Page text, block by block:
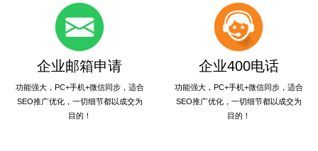
企业邮箱申请
功能强大，PC+手机+微信同步，适合
SEO推广优化，一切细节都以成交为
目的！
企业400电话
功能强大，PC+手机+微信同步，适合
SEO推广优化，一切细节都以成交为
目的！